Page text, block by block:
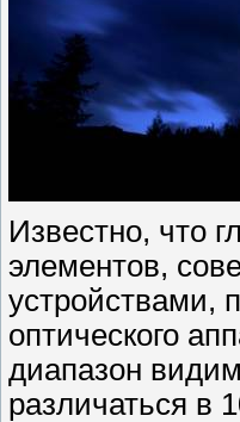
Известно, что
элементов,
устройствами,
оптического
диапазон
различаться в